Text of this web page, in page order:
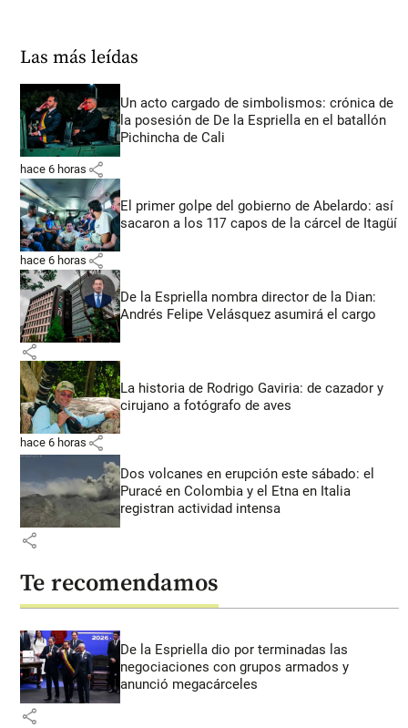
Las más leídas
Un acto cargado de simbolismos: crónica de
la posesión de De la Espriella en el batallón
Pichincha de Cali
hace 6 horas share
El primer golpe del gobierno de Abelardo: así
sacaron a los 117 capos de la cárcel de Itagüí
hace 6 horas share
De la Espriella nombra director de la Dian:
Andrés Felipe Velásquez asumirá el cargo
share
La historia de Rodrigo Gaviria: de cazador y
cirujano a fotógrafo de aves
hace 6 horas share
Dos volcanes en erupción este sábado: el
Puracé en Colombia y el Etna en Italia
registran actividad intensa
share
Te recomendamos
De la Espriella dio por terminadas las
negociaciones con grupos armados y
anunció megacárceles
share